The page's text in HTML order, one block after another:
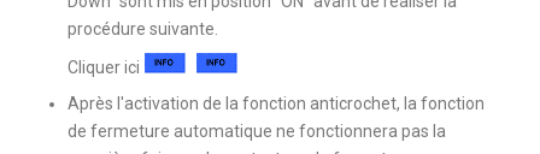
procédure suivante.
Cliquer ici
Après l'activation de la fonction anticrochet, la fonction
de fermeture automatique ne fonctionnera pas la